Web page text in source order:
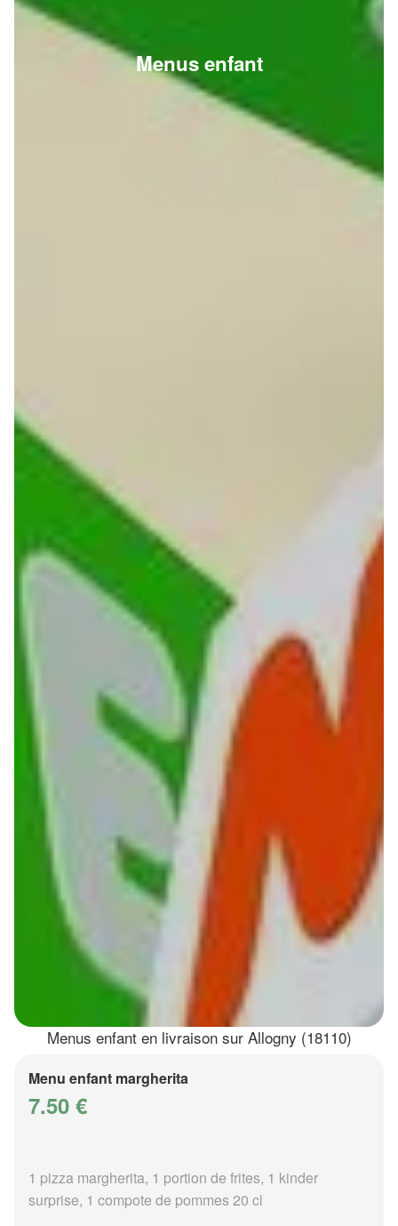
Menus enfant
Menus enfant en livraison sur Allogny (18110)
Menu enfant margherita
7.50 €
1 pizza margherita, 1 portion de frites, 1 kinder
surprise, 1 compote de pommes 20 cl